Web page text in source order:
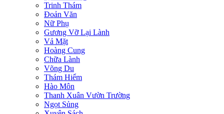
Trinh Thám
Đoản Văn
Nữ Phụ
Gương Vỡ Lại Lành
Vả Mặt
Hoàng Cung
Chữa Lành
Võng Du
Thám Hiểm
Hào Môn
Thanh Xuân Vườn Trường
Ngọt Sủng